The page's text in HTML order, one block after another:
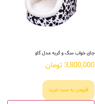
جای خواب سگ و گربه مدل گاو
3,800,000 تومان
افزودن به سبد خرید